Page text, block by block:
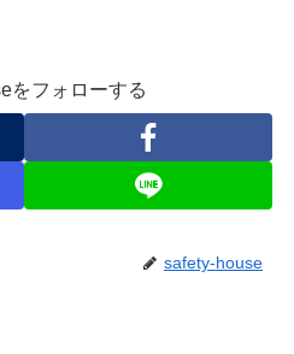
をフォローする
safety-house